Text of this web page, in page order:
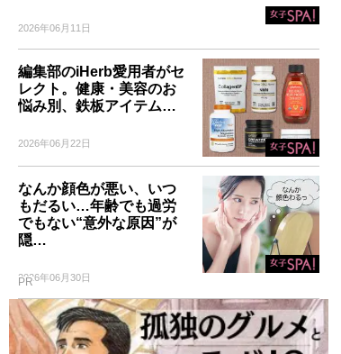
2026年06月11日
編集部のiHerb愛用者がセ
レクト。健康・美容のお
悩み別、鉄板アイテム…
2026年06月22日
なんか顔色が悪い、いつ
もだるい…年齢でも過労
でもない“意外な原因”が
隠…
2026年06月30日
PR